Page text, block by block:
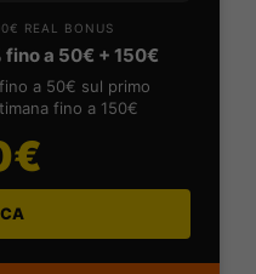
REAL BONUS
a 50€ + 150€
a 50€ sul primo
fino a 150€